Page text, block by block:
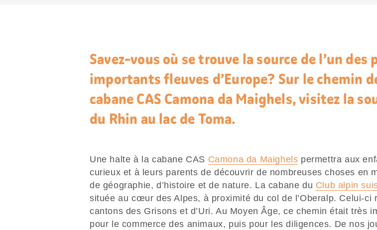
Savez-vous où se trouve la source de l’un des
importants fleuves d’Europe? Sur le chemin
cabane CAS Camona da Maighels, visitez la
du Rhin au lac de Toma.
Une halte à la cabane CAS Camona da Maighels permettra aux
curieux et à leurs parents de découvrir de nombreuses choses en
de géographie, d’histoire et de nature. La cabane du Club alpin
située au cœur des Alpes, à proximité du col de l’Oberalp. Celui-ci
cantons des Grisons et d’Uri. Au Moyen Âge, ce chemin était très
pour le commerce des animaux, puis pour les diligences. De nos